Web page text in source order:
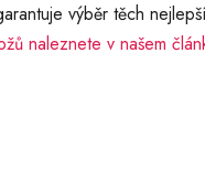
výběr těch
naleznete v našem